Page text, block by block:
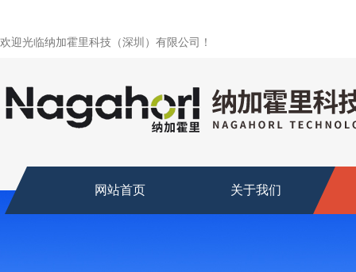
欢迎光临纳加霍里科技（深圳）有限公司！
网站首页 关于我们